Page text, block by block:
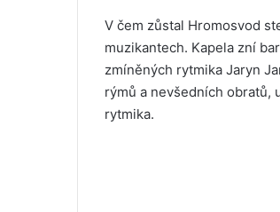
V čem zůstal Hromosvod
muzikantech. Kapela zní
zmíněných rytmika Jaryn
rýmů a nevšedních obratů,
rytmika.